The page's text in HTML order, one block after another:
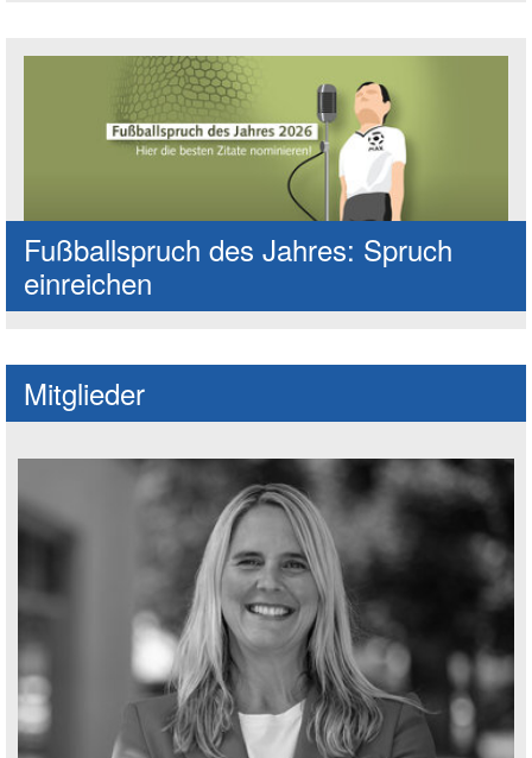
Fußballspruch des Jahres: Spruch
einreichen
Mitglieder